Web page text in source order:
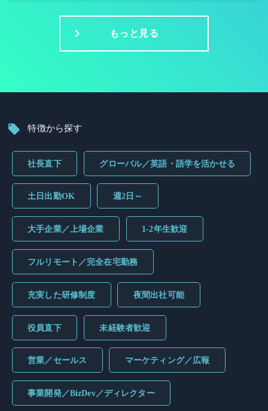
もっと見る
特徴から探す
社長直下 グローバル／英語・語学を活かせる
土日出勤OK 週2日～
大手企業／上場企業 1-2年生歓迎
フルリモート／完全在宅勤務
充実した研修制度 夜間出社可能
役員直下 未経験者歓迎
営業／セールス マーケティング／広報
事業開発／BizDev／ディレクター